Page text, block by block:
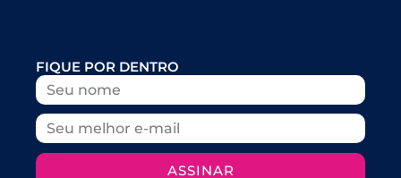
FIQUE POR DENTRO
ASSINAR